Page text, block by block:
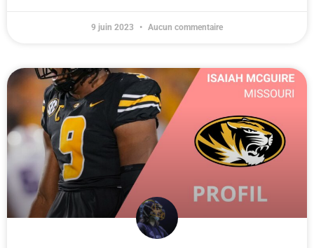
9 juin 2023 Aucun commentaire